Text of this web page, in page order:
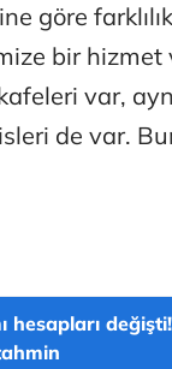
göre farklılık
bir hizmet
var,
de var.
hesapları
Ali